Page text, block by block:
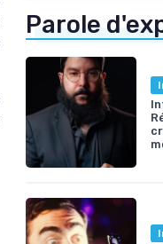
Parole